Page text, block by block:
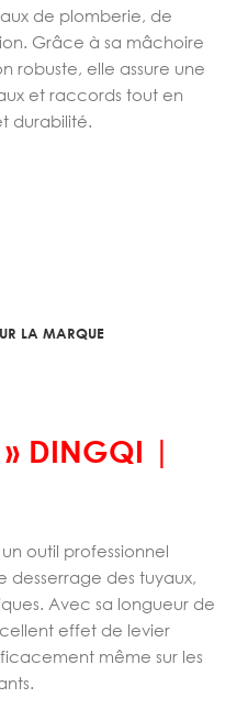
de plomberie, de
Grâce à sa mâchoire
robuste, elle assure une
et raccords tout en
durabilité.
LA MARQUE
DINGQI |
outil professionnel
desserrage des tuyaux,
Avec sa longueur de
effet de levier
même sur les